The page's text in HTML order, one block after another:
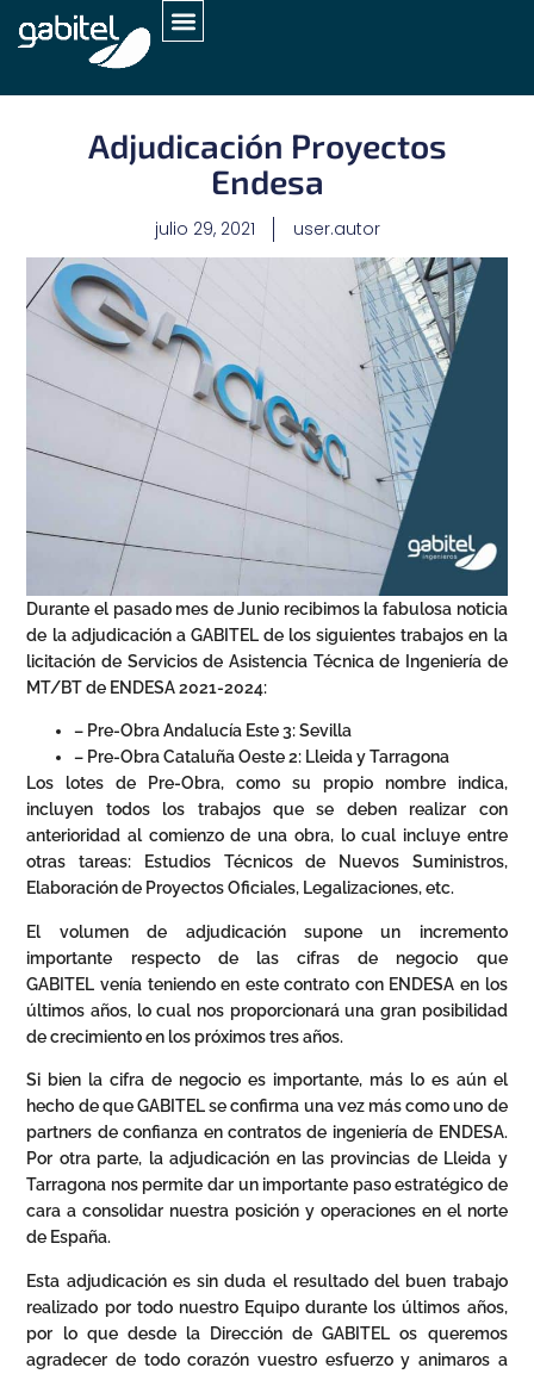
Adjudicación Proyectos
Endesa
julio 29, 2021 user.autor
Durante el pasado mes de Junio recibimos la fabulosa noticia
de la adjudicación a GABITEL de los siguientes trabajos en la
licitación de Servicios de Asistencia Técnica de Ingeniería de
MT/BT de ENDESA 2021-2024:
– Pre-Obra Andalucía Este 3: Sevilla
– Pre-Obra Cataluña Oeste 2: Lleida y Tarragona
Los lotes de Pre-Obra, como su propio nombre indica,
incluyen todos los trabajos que se deben realizar con
anterioridad al comienzo de una obra, lo cual incluye entre
otras tareas: Estudios Técnicos de Nuevos Suministros,
Elaboración de Proyectos Oficiales, Legalizaciones, etc.
El volumen de adjudicación supone un incremento
importante respecto de las cifras de negocio que
GABITEL venía teniendo en este contrato con ENDESA en los
últimos años, lo cual nos proporcionará una gran posibilidad
de crecimiento en los próximos tres años.
Si bien la cifra de negocio es importante, más lo es aún el
hecho de que GABITEL se confirma una vez más como uno de
partners de confianza en contratos de ingeniería de ENDESA.
Por otra parte, la adjudicación en las provincias de Lleida y
Tarragona nos permite dar un importante paso estratégico de
cara a consolidar nuestra posición y operaciones en el norte
de España.
Esta adjudicación es sin duda el resultado del buen trabajo
realizado por todo nuestro Equipo durante los últimos años,
por lo que desde la Dirección de GABITEL os queremos
agradecer de todo corazón vuestro esfuerzo y animaros a